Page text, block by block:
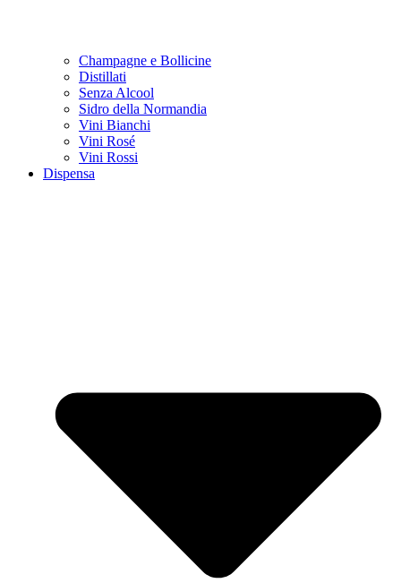
Champagne e Bollicine
Distillati
Senza Alcool
Sidro della Normandia
Vini Bianchi
Vini Rosé
Vini Rossi
Dispensa